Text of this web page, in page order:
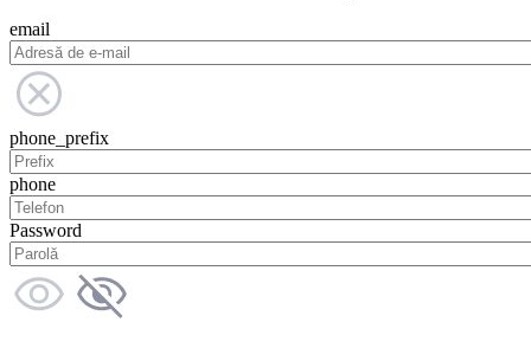
email
phone_prefix
phone
Password